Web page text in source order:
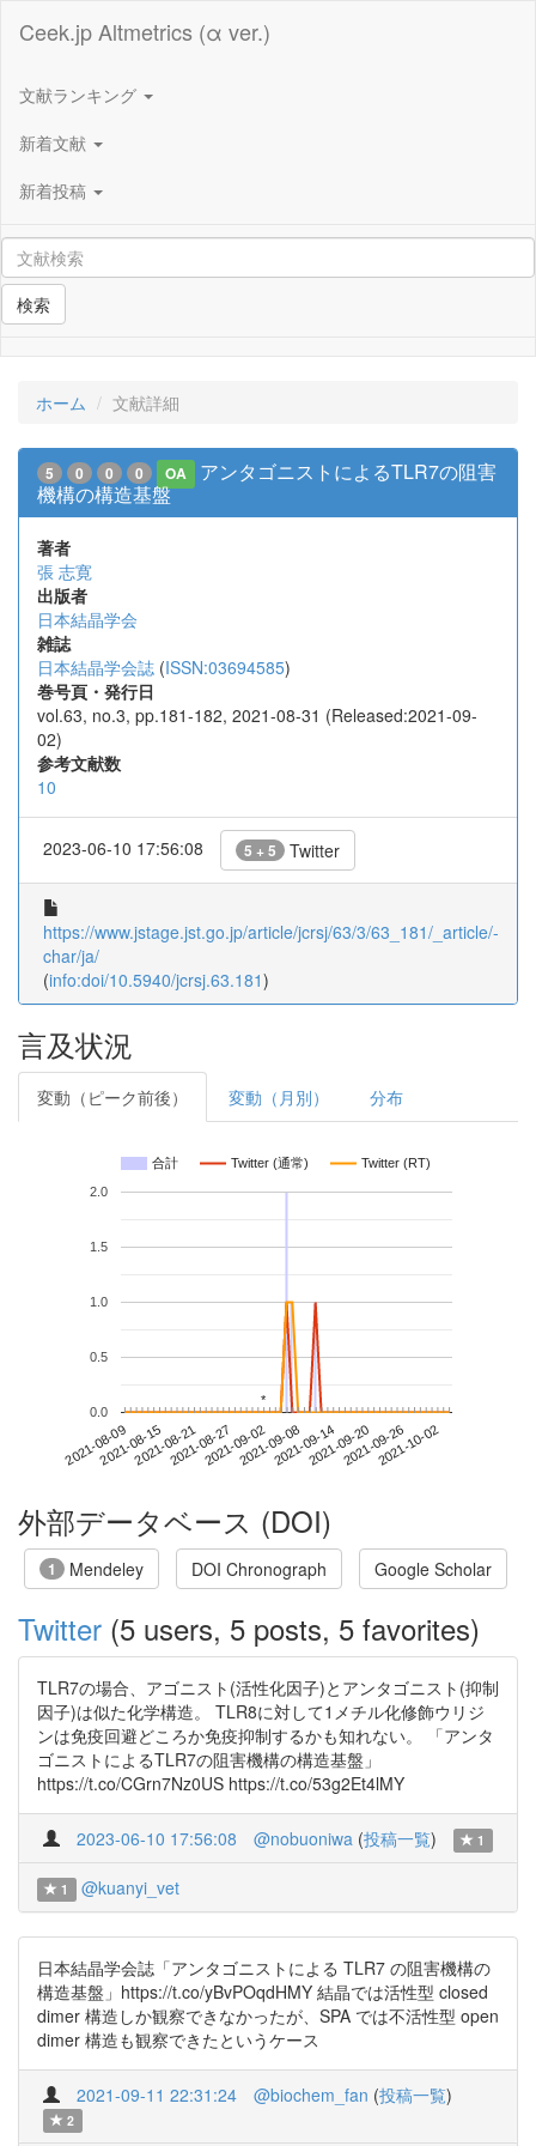
Ceek.jp Altmetrics (α ver.)
文献ランキング
新着文献
新着投稿
検索
ホーム 文献詳細
5 0 0 0 OA
アンタゴニストによるTLR7の阻害
機構の構造基盤
著者
張 志寛
出版者
日本結晶学会
雑誌
日本結晶学会誌 (ISSN:03694585)
巻号頁・発行日
vol.63, no.3, pp.181-182, 2021-08-31 (Released:2021-09-
02)
参考文献数
10
2023-06-10 17:56:08 5 + 5 Twitter
https://www.jstage.jst.go.jp/article/jcrsj/63/3/63_181/_article/-
char/ja/
(info:doi/10.5940/jcrsj.63.181)
言及状況
変動（ピーク前後） 変動（月別） 分布
合計 Twitter (通常) Twitter (RT)
2021-08-092021-08-152021-08-212021-08-272021-09-022021-09-082021-09-142021-09-202021-09-262021-10-02
0.0
0.5
1.0
1.5
2.0
**
外部データベース (DOI)
1 Mendeley DOI Chronograph Google Scholar
Twitter (5 users, 5 posts, 5 favorites)
TLR7の場合、アゴニスト(活性化因子)とアンタゴニスト(抑制
因子)は似た化学構造。 TLR8に対して1メチル化修飾ウリジ
ンは免疫回避どころか免疫抑制するかも知れない。 「アンタ
ゴニストによるTLR7の阻害機構の構造基盤」
https://t.co/CGrn7Nz0US https://t.co/53g2Et4lMY
2023-06-10 17:56:08 @nobuoniwa (投稿一覧) 1
1 @kuanyi_vet
日本結晶学会誌「アンタゴニストによる TLR7 の阻害機構の
構造基盤」https://t.co/yBvPOqdHMY 結晶では活性型 closed
dimer 構造しか観察できなかったが、SPA では不活性型 open
dimer 構造も観察できたというケース
2021-09-11 22:31:24 @biochem_fan (投稿一覧)
2